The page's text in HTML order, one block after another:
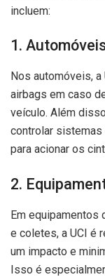
incluem:
1.
Nos automóveis,
airbags em caso
veículo. Além
controlar sistemas
para acionar os
2.
Em equipamentos
e coletes, a UCI é
um impacto e
Isso é